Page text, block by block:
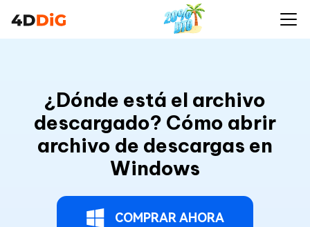
¿Dónde está el archivo
descargado? Cómo abrir
archivo de descargas en
Windows
COMPRAR AHORA